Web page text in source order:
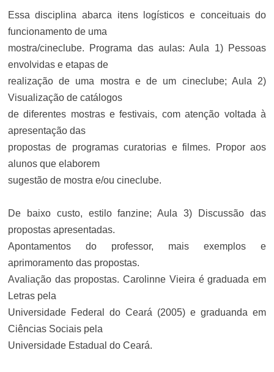
Essa disciplina abarca itens logísticos e conceituais do
funcionamento de uma
mostra/cineclube. Programa das aulas: Aula 1) Pessoas
envolvidas e etapas de
realização de uma mostra e de um cineclube; Aula 2)
Visualização de catálogos
de diferentes mostras e festivais, com atenção voltada à
apresentação das
propostas de programas curatorias e filmes. Propor aos
alunos que elaborem
sugestão de mostra e/ou cineclube.
De baixo custo, estilo fanzine; Aula 3) Discussão das
propostas apresentadas.
Apontamentos do professor, mais exemplos e
aprimoramento das propostas.
Avaliação das propostas. Carolinne Vieira é graduada em
Letras pela
Universidade Federal do Ceará (2005) e graduanda em
Ciências Sociais pela
Universidade Estadual do Ceará.